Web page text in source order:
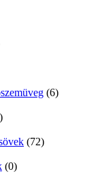
(6)
(72)
(0)